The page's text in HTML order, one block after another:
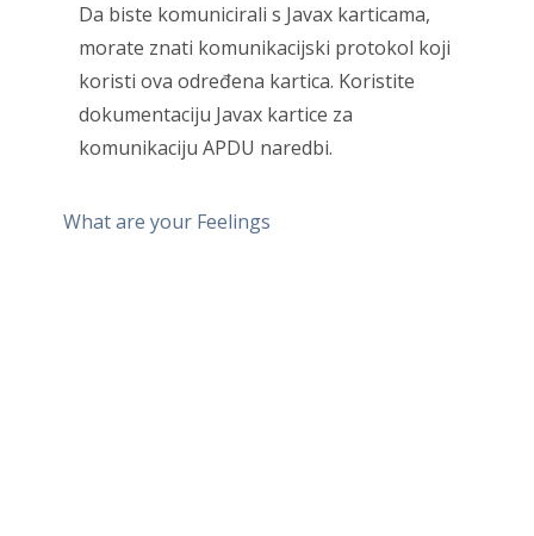
Da biste komunicirali s Javax karticama,
morate znati komunikacijski protokol koji
koristi ova određena kartica. Koristite
dokumentaciju Javax kartice za
komunikaciju APDU naredbi.
What are your Feelings